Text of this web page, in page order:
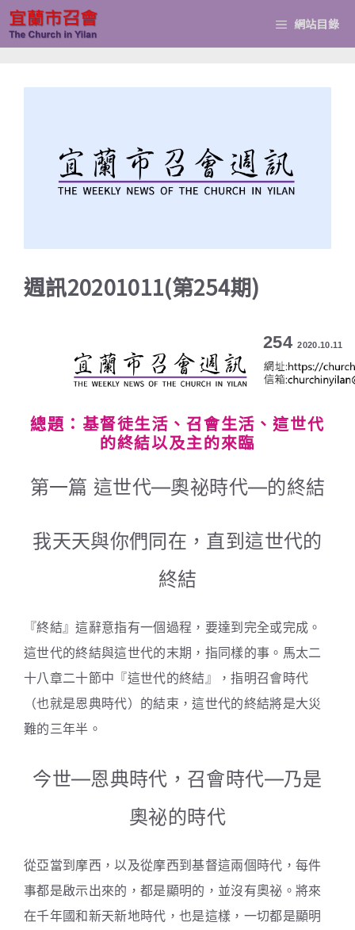
跳
至
網站目錄
週訊20201011(第254期)
2542020.10.11
總題：基督徒生活、召會生活、這世代
的終結以及主的來臨
第一篇 這世代—奧祕時代—的終結
我天天與你們同在，直到這世代的
終結
『終結』這辭意指有一個過程，要達到完全或完成。
這世代的終結與這世代的末期，指同樣的事。馬太二
十八章二十節中『這世代的終結』，指明召會時代
（也就是恩典時代）的結束，這世代的終結將是大災
難的三年半。
今世—恩典時代，召會時代—乃是
奧祕的時代
從亞當到摩西，以及從摩西到基督這兩個時代，每件
事都是啟示出來的，都是顯明的，並沒有奧祕。將來
在千年國和新天新地時代，也是這樣，一切都是顯明